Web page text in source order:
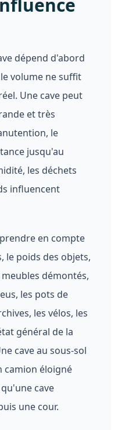
dépend d'abord
volume ne suffit
Une cave peut
et très
le
jusqu'au
les déchets
influencent
en compte
le poids des objets,
démontés,
les pots de
les vélos, les
général de la
cave au sous-sol
camion éloigné
cave
une cour.